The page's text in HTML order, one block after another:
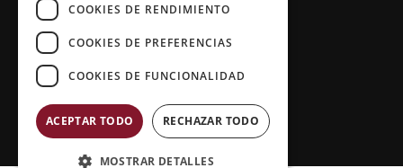
Copyright © 2026 |Grupo Esneca TV
COOKIES DE RENDIMIENTO
COOKIES DE PREFERENCIAS
COOKIES DE FUNCIONALIDAD
ACEPTAR TODO RECHAZAR TODO
MOSTRAR DETALLES